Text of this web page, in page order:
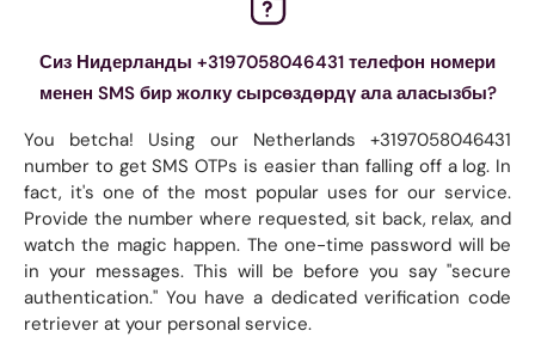
Сиз Нидерланды +3197058046431 телефон номери
менен SMS бир жолку сырсөздөрдү ала аласызбы?
You betcha! Using our Netherlands +3197058046431
number to get SMS OTPs is easier than falling off a log. In
fact, it's one of the most popular uses for our service.
Provide the number where requested, sit back, relax, and
watch the magic happen. The one-time password will be
in your messages. This will be before you say "secure
authentication." You have a dedicated verification code
retriever at your personal service.